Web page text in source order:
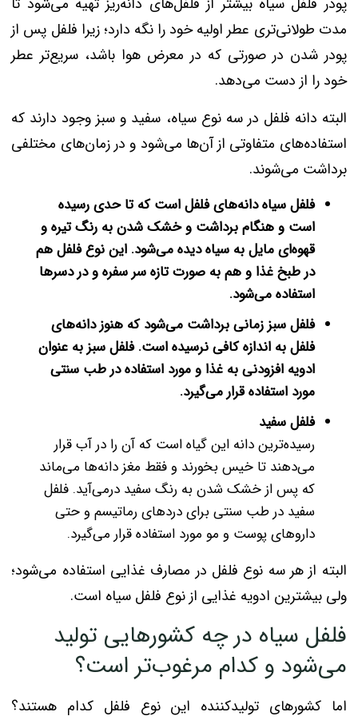
مدت طولانی‌تری عطر اولیه خود را نگه دارد؛ زیرا فلفل پس از
پودر شدن در صورتی که در معرض هوا باشد، سریع‌تر عطر
خود را از دست می‌دهد.
البته دانه فلفل در سه نوع سیاه، سفید و سبز وجود دارند که
استفاده‌های متفاوتی از آن‌ها می‌شود و در زمان‌های مختلفی
برداشت می‌شوند.
فلفل سیاه دانه‌های فلفل است که تا حدی رسیده
است و هنگام برداشت و خشک شدن به رنگ تیره و
قهوه‌ای مایل به سیاه دیده می‌شود. این نوع فلفل هم
در طبخ غذا و هم به صورت تازه سر سفره و در دسرها
استفاده می‌شود.
فلفل سبز زمانی برداشت می‌شود که هنوز دانه‌های
فلفل به اندازه کافی نرسیده است. فلفل سبز به عنوان
ادویه افزودنی به غذا و مورد استفاده در طب سنتی
مورد استفاده قرار می‌گیرد.
فلفل سفید
رسیده‌ترین دانه این گیاه است که آن را در آب قرار
می‌دهند تا خیس بخورند و فقط مغز دانه‌ها می‌ماند
که پس از خشک شدن به رنگ سفید درمی‌آید. فلفل
سفید در طب سنتی برای دردهای رماتیسم و حتی
داروهای پوست و مو مورد استفاده قرار می‌گیرد.
البته از هر سه نوع فلفل در مصارف غذایی استفاده می‌شود؛
ولی بیشترین ادویه غذایی از نوع فلفل سیاه است.
فلفل سیاه در چه کشورهایی تولید
می‌شود و کدام مرغوب‌تر است؟
اما کشورهای تولیدکننده این نوع فلفل کدام هستند؟